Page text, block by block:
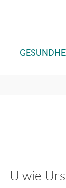
U wie